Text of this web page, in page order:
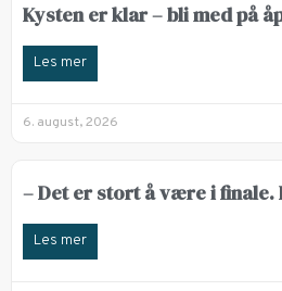
Kysten er klar – bli med på
Les mer
6. august, 2026
– Det er stort å være i finale.
Les mer